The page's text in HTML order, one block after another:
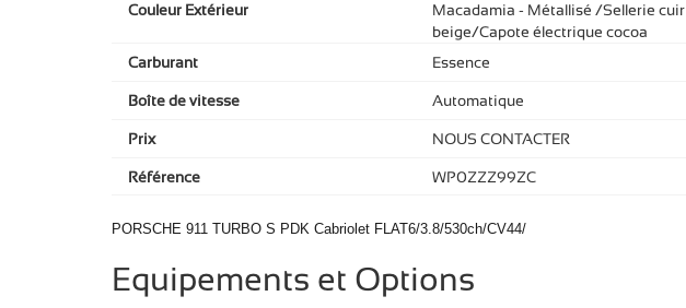
Couleur Extérieur
Macadamia - Métallisé /Sellerie cuir
beige/Capote électrique cocoa
Carburant
Essence
Boîte de vitesse Automatique
Prix NOUS CONTACTER
Référence WP0ZZZ99ZC
PORSCHE 911 TURBO S PDK Cabriolet FLAT6/3.8/530ch/CV44/
Equipements et Options